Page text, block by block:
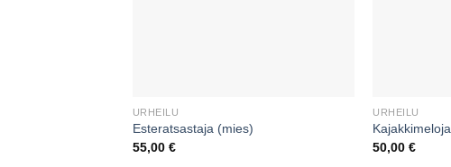
URHEILU
Esteratsastaja (mies)
55,00 €
URHEILU
Kajakkimeloja
50,00€